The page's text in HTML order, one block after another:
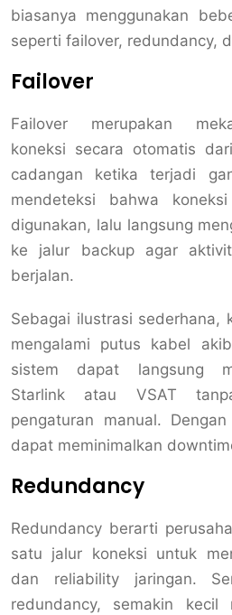
biasanya menggunakan
seperti failover, redundancy,
Failover
Failover merupakan
koneksi secara otomatis
cadangan ketika terjadi
mendeteksi bahwa
digunakan, lalu langsung
ke jalur backup agar
berjalan.
Sebagai ilustrasi sederhana,
mengalami putus kabel
sistem dapat langsung
Starlink atau VSAT
pengaturan manual.
dapat meminimalkan
Redundancy
Redundancy berarti
satu jalur koneksi untuk
dan reliability jaringan.
redundancy, semakin kecil